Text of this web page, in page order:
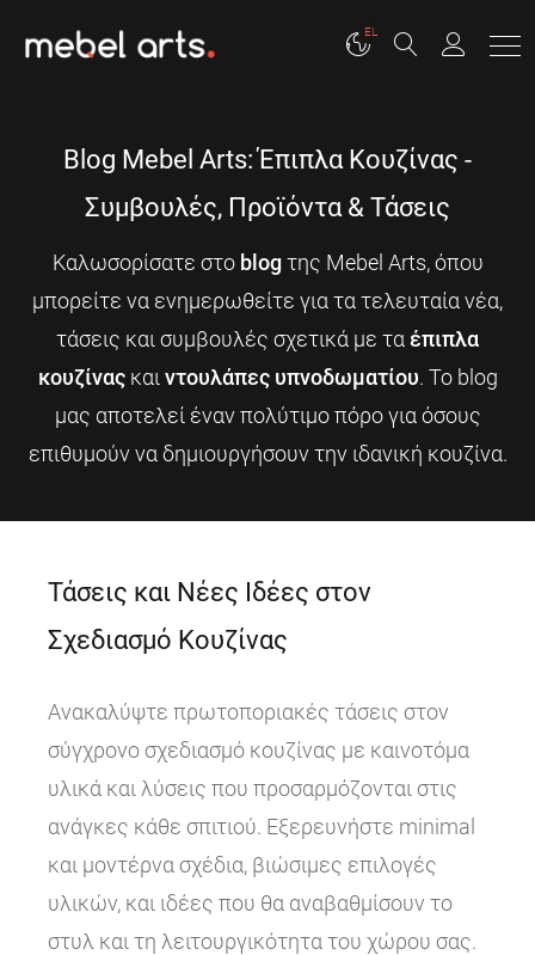
EL
Blog Mebel Arts: Έπιπλα Κουζίνας -
Συμβουλές, Προϊόντα & Τάσεις
Καλωσορίσατε στο blogτης Mebel Arts, όπου
μπορείτε να ενημερωθείτε για τα τελευταία νέα,
τάσεις και συμβουλές σχετικά με τα έπιπλα
κουζίναςκαι ντουλάπες υπνοδωματίου. Το blog
μας αποτελεί έναν πολύτιμο πόρο για όσους
επιθυμούν να δημιουργήσουν την ιδανική κουζίνα.
Τάσεις και Νέες Ιδέες στον
Σχεδιασμό Κουζίνας
Ανακαλύψτε πρωτοποριακές τάσεις στον
σύγχρονο σχεδιασμό κουζίνας με καινοτόμα
υλικά και λύσεις που προσαρμόζονται στις
ανάγκες κάθε σπιτιού. Εξερευνήστε minimal
και μοντέρνα σχέδια, βιώσιμες επιλογές
υλικών, και ιδέες που θα αναβαθμίσουν το
στυλ και τη λειτουργικότητα του χώρου σας.